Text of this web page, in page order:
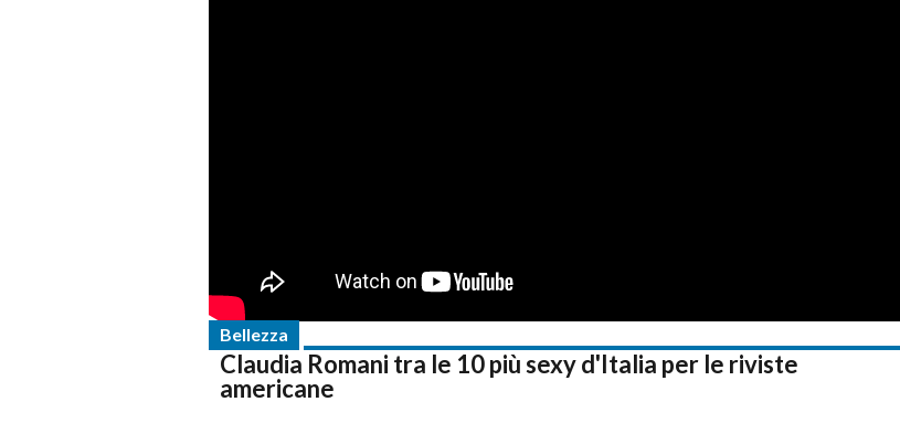
Bellezza
Claudia Romani tra le 10 più sexy d'Italia per le riviste
americane